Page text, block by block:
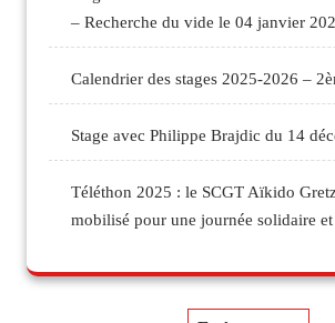
– Recherche du vide le 04 janvier
Calendrier des stages 2025-2026 –
Stage avec Philippe Brajdic du 14
Téléthon 2025 : le SCGT Aïkido
mobilisé pour une journée solidaire